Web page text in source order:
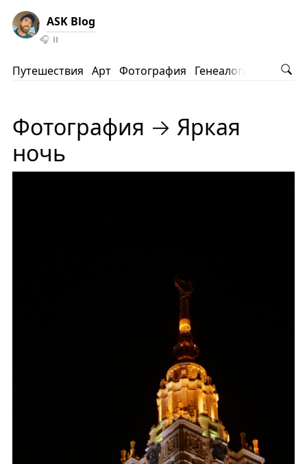
ASK Blog
🎧 ⏸️
Путешествия Арт Фотография Генеалогия АНВ
Фотография → Яркая
ночь